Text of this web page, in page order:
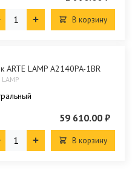
В корзину
ARTE LAMP A2140PA-1BR
LAMP
59 610.00 ₽
В корзину